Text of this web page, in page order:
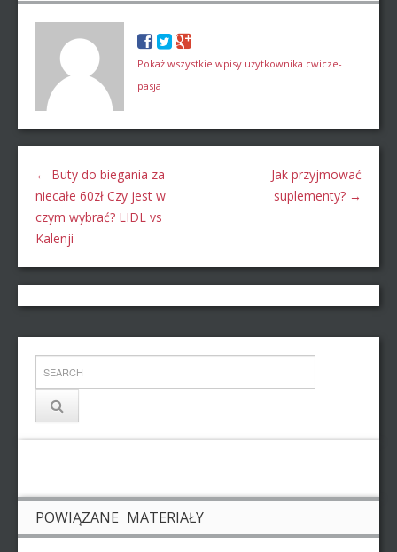
Pokaż wszystkie wpisy użytkownika cwicze-
pasja
← Buty do biegania za
niecałe 60zł Czy jest w
czym wybrać? LIDL vs
Kalenji
Jak przyjmować
suplementy? →
POWIĄZANE MATERIAŁY